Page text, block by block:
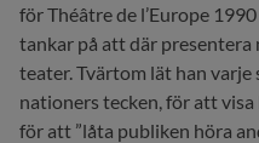
för Théâtre de l’Europe
tankar på att där presentera
teater. Tvärtom lät han varje
nationers tecken, för att
för att ”låta publiken höra